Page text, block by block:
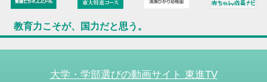
教育力こそが、国力だと思う。
大学・学部選びの動画サイト 東進TV